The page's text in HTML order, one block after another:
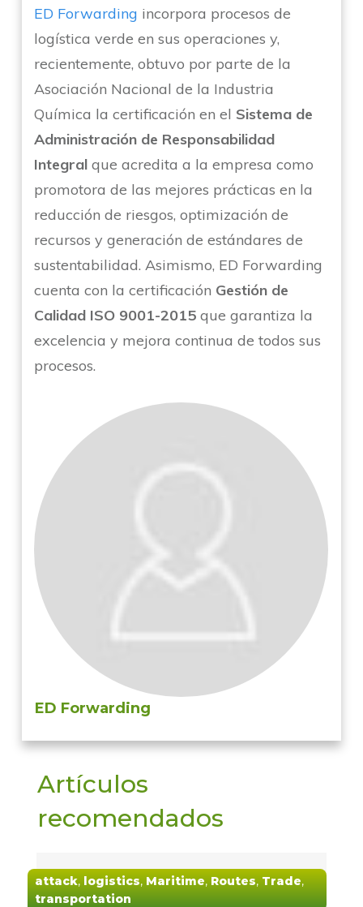
ED Forwarding incorpora procesos de
logística verde en sus operaciones y,
recientemente, obtuvo por parte de la
Asociación Nacional de la Industria
Química la certificación en el Sistema de
Administración de Responsabilidad
Integralque acredita a la empresa como
promotora de las mejores prácticas en la
reducción de riesgos, optimización de
recursos y generación de estándares de
sustentabilidad. Asimismo, ED Forwarding
cuenta con la certificación Gestión de
Calidad ISO 9001-2015que garantiza la
excelencia y mejora continua de todos sus
procesos.
ED Forwarding
Artículos
recomendados
attack, logistics, Maritime, Routes, Trade,
transportation